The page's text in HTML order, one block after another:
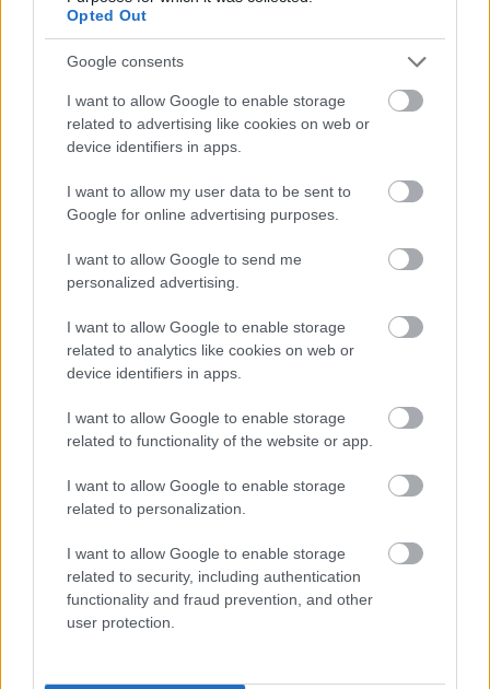
Opted Out
Google consents
I want to allow Google to enable storage
related to advertising like cookies on web or
device identifiers in apps.
I want to allow my user data to be sent to
Google for online advertising purposes.
I want to allow Google to send me
personalized advertising.
I want to allow Google to enable storage
related to analytics like cookies on web or
device identifiers in apps.
I want to allow Google to enable storage
related to functionality of the website or app.
I want to allow Google to enable storage
related to personalization.
I want to allow Google to enable storage
related to security, including authentication
functionality and fraud prevention, and other
user protection.
A fesztivál teljes programja megtalálható a
Müpaés aBFZhonlapjain.
Forrás:MTI
Koncert Zene Történelem Művészetek Palotája
Budapesti Fesztiválzenekar
AZ EMBERSÉG ÜNNEPE